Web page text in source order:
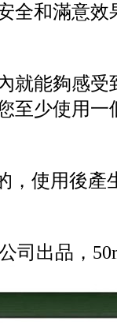
全和滿意效
就能夠感受
至少使用一
，使用後
司出品，